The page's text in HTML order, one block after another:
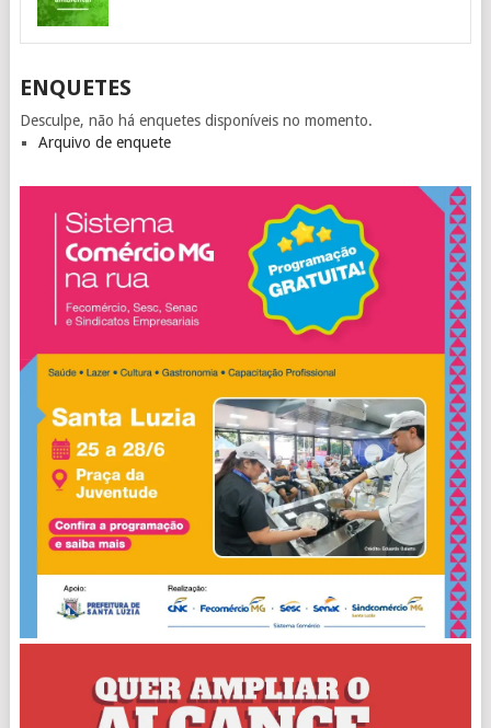
ENQUETES
Desculpe, não há enquetes disponíveis no momento.
Arquivo de enquete